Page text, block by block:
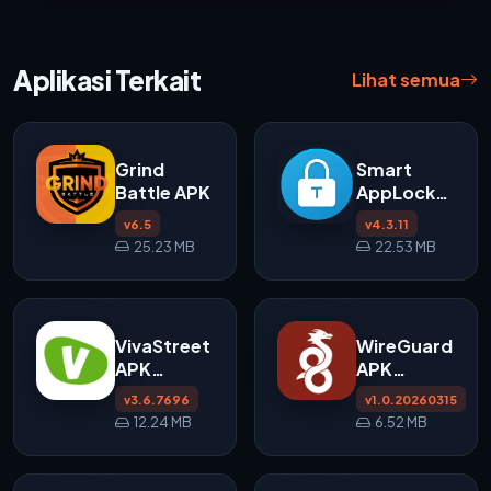
Aplikasi Terkait Lihat semua
Grind
Battle APK
v6.5
25.23 MB
Smart
AppLock
APK
v4.3.11
Android
v4.3.11
22.53 MB
VivaStreet
APK
Download
untuk
v3.6.7696
12.24 MB
WireGuard
APK
v1.0.20260315
untuk Android
v1.0.20260315
6.52 MB